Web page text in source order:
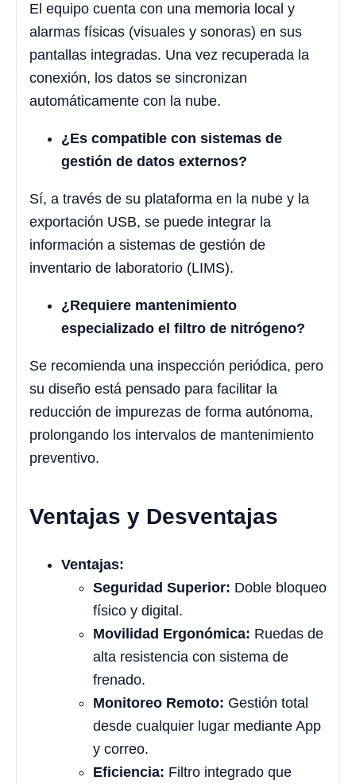
El equipo cuenta con una memoria local y
alarmas físicas (visuales y sonoras) en sus
pantallas integradas. Una vez recuperada la
conexión, los datos se sincronizan
automáticamente con la nube.
¿Es compatible con sistemas de
gestión de datos externos?
Sí, a través de su plataforma en la nube y la
exportación USB, se puede integrar la
información a sistemas de gestión de
inventario de laboratorio (LIMS).
¿Requiere mantenimiento
especializado el filtro de nitrógeno?
Se recomienda una inspección periódica, pero
su diseño está pensado para facilitar la
reducción de impurezas de forma autónoma,
prolongando los intervalos de mantenimiento
preventivo.
Ventajas y Desventajas
Ventajas:
Seguridad Superior: Doble bloqueo
físico y digital.
Movilidad Ergonómica: Ruedas de
alta resistencia con sistema de
frenado.
Monitoreo Remoto: Gestión total
desde cualquier lugar mediante App
y correo.
Eficiencia: Filtro integrado que